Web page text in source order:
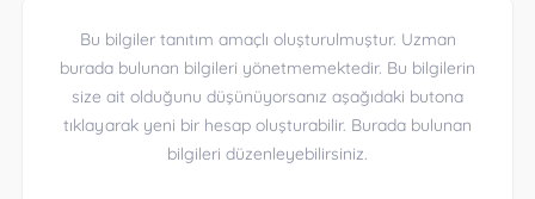
Bu bilgiler tanıtım amaçlı oluşturulmuştur. Uzman
burada bulunan bilgileri yönetmemektedir. Bu bilgilerin
size ait olduğunu düşünüyorsanız aşağıdaki butona
tıklayarak yeni bir hesap oluşturabilir. Burada bulunan
bilgileri düzenleyebilirsiniz.